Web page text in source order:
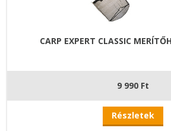
CARP EXPERT CLASSIC
9 990 Ft
Részletek